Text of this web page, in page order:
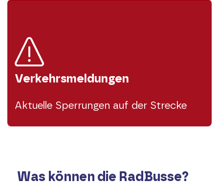
Verkehrsmeldungen
Aktuelle Sperrungen auf der Strecke
Was können die RadBusse?